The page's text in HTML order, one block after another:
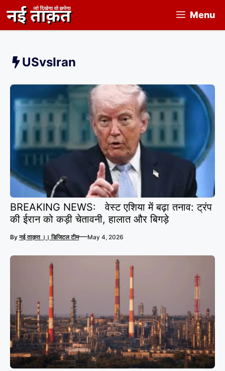
to
content
Menu
USvsIran
BREAKING NEWS: वेस्ट एशिया में बढ़ा तनाव: ट्रंप
की ईरान को कड़ी चेतावनी, हालात और बिगड़े
Byनई ताक़त ।। डिजिटल टीम—May 4, 2026